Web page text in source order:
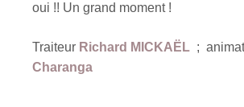
oui !! Un grand moment !
Traiteur Richard MICKAËL ;
Charanga